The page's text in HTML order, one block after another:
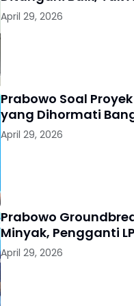
April 29, 2026
Prabowo Soal
yang Dihormati
April 29, 2026
Prabowo
Minyak, Pengganti
April 29, 2026